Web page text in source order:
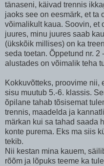
tänaseni, käivad trennis
jaoks see on eesmärk, et ta
võimalikult kaua. Soovin, et
juures, minu juures saab
(ükskõik millises) on ka
seda toetan. Õppetund nr. 2
alustades on võimalik teha
Kokkuvõtteks, proovime nii,
sisu muutub 5.-6. klassis.
õpilane tahab tõsisemat
trennis, maadelda ja
märkan kui sa tahad saada
konte purema. Eks ma siis
tekib.
Nii kestan mina kauem,
rõõm ja lõpuks teeme ka